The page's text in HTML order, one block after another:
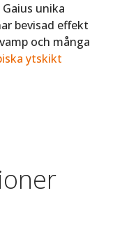
unika
bevisad effekt
och många
ytskikt